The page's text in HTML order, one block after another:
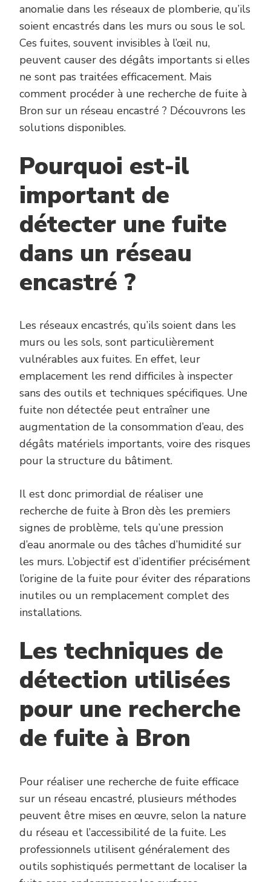
anomalie dans les réseaux de plomberie, qu’ils
soient encastrés dans les murs ou sous le sol.
Ces fuites, souvent invisibles à l’œil nu,
peuvent causer des dégâts importants si elles
ne sont pas traitées efficacement. Mais
comment procéder à une recherche de fuite à
Bron sur un réseau encastré ? Découvrons les
solutions disponibles.
Pourquoi est-il
important de
détecter une fuite
dans un réseau
encastré ?
Les réseaux encastrés, qu’ils soient dans les
murs ou les sols, sont particulièrement
vulnérables aux fuites. En effet, leur
emplacement les rend difficiles à inspecter
sans des outils et techniques spécifiques. Une
fuite non détectée peut entraîner une
augmentation de la consommation d’eau, des
dégâts matériels importants, voire des risques
pour la structure du bâtiment.
Il est donc primordial de réaliser une
recherche de fuite à Bron dès les premiers
signes de problème, tels qu’une pression
d’eau anormale ou des tâches d’humidité sur
les murs. L’objectif est d’identifier précisément
l’origine de la fuite pour éviter des réparations
inutiles ou un remplacement complet des
installations.
Les techniques de
détection utilisées
pour une recherche
de fuite à Bron
Pour réaliser une recherche de fuite efficace
sur un réseau encastré, plusieurs méthodes
peuvent être mises en œuvre, selon la nature
du réseau et l’accessibilité de la fuite. Les
professionnels utilisent généralement des
outils sophistiqués permettant de localiser la